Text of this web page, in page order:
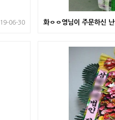
19-06-30 화ㅇㅇ영님이 주문하신 난